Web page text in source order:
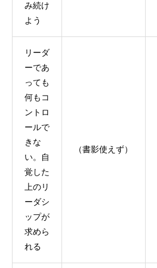
み続け
よう
リーダ
ーであ
っても
何もコ
ントロ
ールで
きな
い。自
覚した
上のリ
ーダシ
ップが
求めら
れる
（書影使えず）